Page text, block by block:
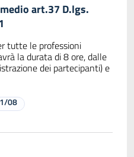
art.37 D.lgs.
tutte le professioni
la durata di 8 ore, dalle
dei partecipanti) e
08